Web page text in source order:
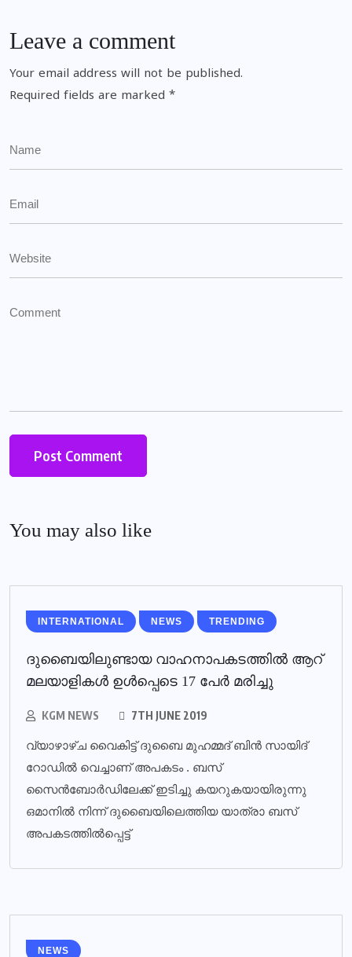
Leave a comment
Your email address will not be published.
Required fields are marked *
You may also like
INTERNATIONAL NEWS TRENDING
ദുബൈയിലുണ്ടായ വാഹനാപകടത്തില്‍ ആറ്
മലയാളികള്‍ ഉള്‍പ്പെടെ 17 പേര്‍ മരിച്ചു
KGM NEWS 7TH JUNE 2019
വ്യാഴാഴ്ച വൈകിട്ട് ദുബൈ മുഹമ്മദ് ബിൻ സായിദ്
റോഡിൽ വെച്ചാണ് അപകടം . ബസ്
സൈൻബോർഡിലേക്ക് ഇടിച്ചു കയറുകയായിരുന്നു
ഒമാനിൽ നിന്ന് ദുബൈയിലെത്തിയ യാത്രാ ബസ്
അപകടത്തിൽപ്പെട്ട്
NEWS